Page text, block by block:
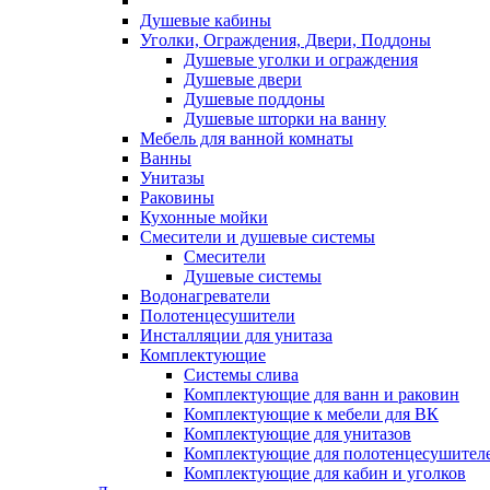
Душевые кабины
Уголки, Ограждения, Двери, Поддоны
Душевые уголки и ограждения
Душевые двери
Душевые поддоны
Душевые шторки на ванну
Мебель для ванной комнаты
Ванны
Унитазы
Раковины
Кухонные мойки
Смесители и душевые системы
Смесители
Душевые системы
Водонагреватели
Полотенцесушители
Инсталляции для унитаза
Комплектующие
Системы слива
Комплектующие для ванн и раковин
Комплектующие к мебели для ВК
Комплектующие для унитазов
Комплектующие для
Комплектующие для кабин и уголков